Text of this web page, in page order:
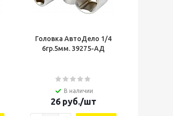
Головка АвтоДело 1/4
6гр.5мм. 39275-AД
В наличии
26руб./шт